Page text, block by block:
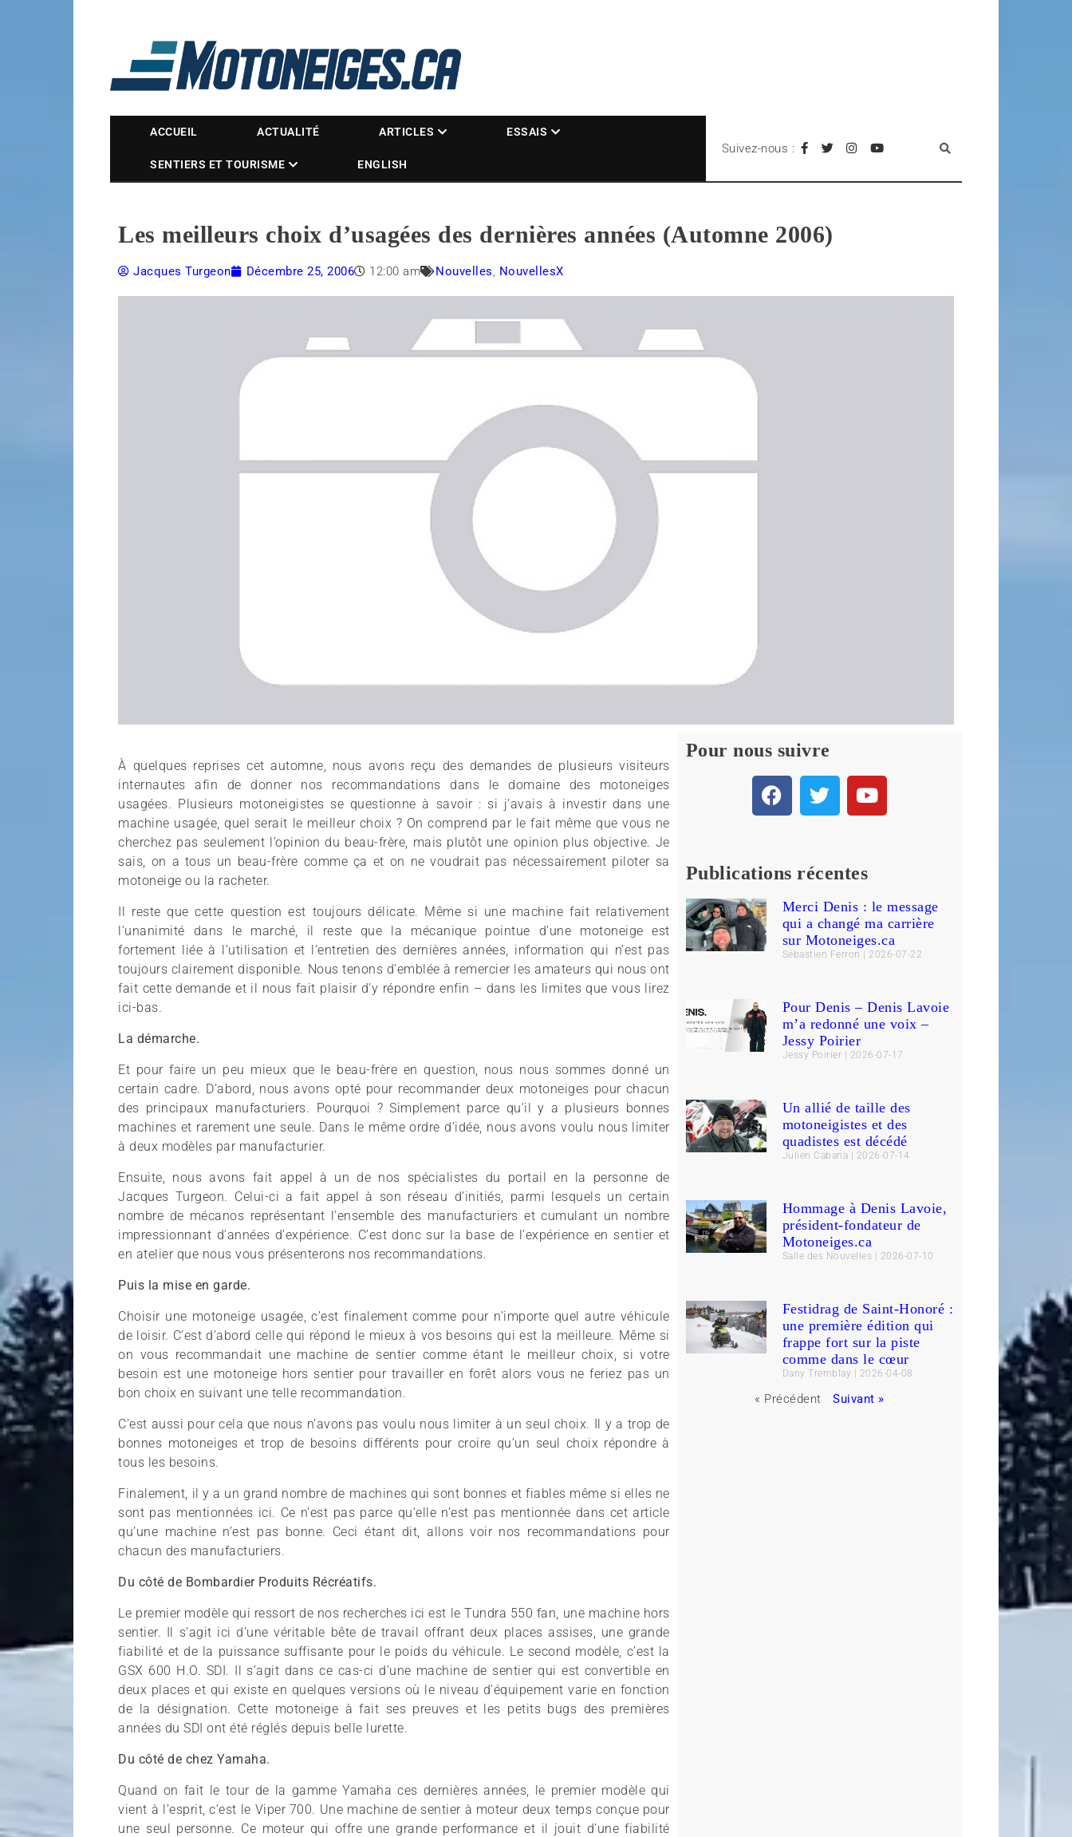
Magazine Motoneiges.ca
ACCUEIL ACTUALITÉ ARTICLES ESSAIS
SENTIERS ET TOURISME ENGLISH
Suivez-nous :
Les meilleurs choix d’usagées des dernières années (Automne 2006)
Jacques Turgeon Décembre 25, 2006 12:00 am Nouvelles, NouvellesX
À quelques reprises cet automne, nous avons reçu des demandes de plusieurs visiteurs
internautes afin de donner nos recommandations dans le domaine des motoneiges
usagées. Plusieurs motoneigistes se questionne à savoir : si j’avais à investir dans une
machine usagée, quel serait le meilleur choix ? On comprend par le fait même que vous ne
cherchez pas seulement l’opinion du beau-frère, mais plutôt une opinion plus objective. Je
sais, on a tous un beau-frère comme ça et on ne voudrait pas nécessairement piloter sa
motoneige ou la racheter.
Il reste que cette question est toujours délicate. Même si une machine fait relativement
l’unanimité dans le marché, il reste que la mécanique pointue d’une motoneige est
fortement liée à l’utilisation et l’entretien des dernières années, information qui n’est pas
toujours clairement disponible. Nous tenons d’emblée à remercier les amateurs qui nous ont
fait cette demande et il nous fait plaisir d’y répondre enfin – dans les limites que vous lirez
ici-bas.
La démarche.
Et pour faire un peu mieux que le beau-frère en question, nous nous sommes donné un
certain cadre. D’abord, nous avons opté pour recommander deux motoneiges pour chacun
des principaux manufacturiers. Pourquoi ? Simplement parce qu’il y a plusieurs bonnes
machines et rarement une seule. Dans le même ordre d’idée, nous avons voulu nous limiter
à deux modèles par manufacturier.
Ensuite, nous avons fait appel à un de nos spécialistes du portail en la personne de
Jacques Turgeon. Celui-ci a fait appel à son réseau d’initiés, parmi lesquels un certain
nombre de mécanos représentant l’ensemble des manufacturiers et cumulant un nombre
impressionnant d’années d’expérience. C’est donc sur la base de l’expérience en sentier et
en atelier que nous vous présenterons nos recommandations.
Puis la mise en garde.
Choisir une motoneige usagée, c’est finalement comme pour n’importe quel autre véhicule
de loisir. C’est d’abord celle qui répond le mieux à vos besoins qui est la meilleure. Même si
on vous recommandait une machine de sentier comme étant le meilleur choix, si votre
besoin est une motoneige hors sentier pour travailler en forêt alors vous ne feriez pas un
bon choix en suivant une telle recommandation.
C’est aussi pour cela que nous n’avons pas voulu nous limiter à un seul choix. Il y a trop de
bonnes motoneiges et trop de besoins différents pour croire qu’un seul choix répondre à
tous les besoins.
Finalement, il y a un grand nombre de machines qui sont bonnes et fiables même si elles ne
sont pas mentionnées ici. Ce n’est pas parce qu’elle n’est pas mentionnée dans cet article
qu’une machine n’est pas bonne. Ceci étant dit, allons voir nos recommandations pour
chacun des manufacturiers.
Du côté de Bombardier Produits Récréatifs.
Le premier modèle qui ressort de nos recherches ici est le Tundra 550 fan, une machine hors
sentier. Il s’agit ici d’une véritable bête de travail offrant deux places assises, une grande
fiabilité et de la puissance suffisante pour le poids du véhicule. Le second modèle, c’est la
GSX 600 H.O. SDI. Il s’agit dans ce cas-ci d’une machine de sentier qui est convertible en
deux places et qui existe en quelques versions où le niveau d’équipement varie en fonction
de la désignation. Cette motoneige à fait ses preuves et les petits bugs des premières
années du SDI ont été réglés depuis belle lurette.
Du côté de chez Yamaha.
Quand on fait le tour de la gamme Yamaha ces dernières années, le premier modèle qui
vient à l’esprit, c’est le Viper 700. Une machine de sentier à moteur deux temps conçue pour
une seul personne. Ce moteur qui offre une grande performance et il jouit d’une fiabilité
Pour nous suivre
Publications récentes
Merci Denis : le message
qui a changé ma carrière
sur Motoneiges.ca
Sébastien Ferron 2026-07-22
Pour Denis – Denis Lavoie
m’a redonné une voix –
Jessy Poirier
Jessy Poirier 2026-07-17
Un allié de taille des
motoneigistes et des
quadistes est décédé
Julien Cabana 2026-07-14
Hommage à Denis Lavoie,
président-fondateur de
Motoneiges.ca
Salle des Nouvelles 2026-07-10
Festidrag de Saint-Honoré :
une première édition qui
frappe fort sur la piste
comme dans le cœur
Dany Tremblay 2026-04-08
« Précédent Suivant »